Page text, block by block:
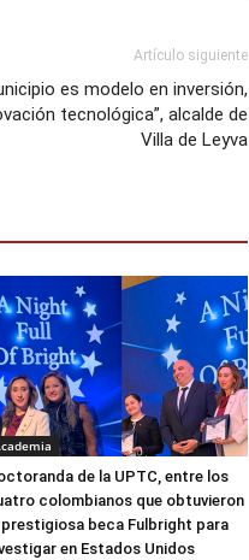
Artículo siguiente
es modelo en inversión,
tecnológica”, alcalde de
Villa de Leyva
de la UPTC, entre los
colombianos que obtuvieron
prestigiosa beca Fulbright para
en Estados Unidos